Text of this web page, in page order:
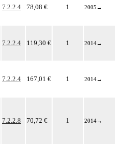
7.2.2.4 78,08 € 1 2005 →
7.2.2.4 119,30 € 1 2014→
7.2.2.4 167,01 € 1 2014→
7.2.2.8 70,72 € 1 2014→